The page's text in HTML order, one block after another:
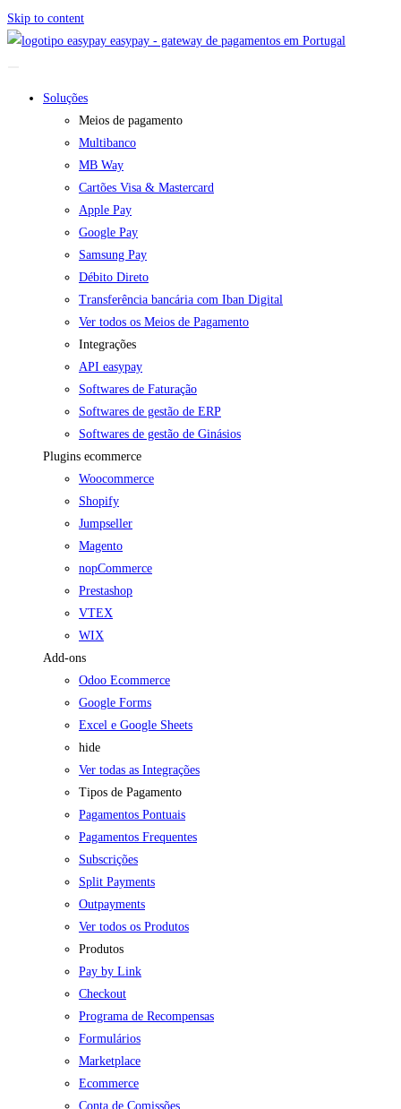
Skip to content
easypay - gateway de pagamentos em Portugal
Soluções
Meios de pagamento
Multibanco
MB Way
Cartões Visa & Mastercard
Apple Pay
Google Pay
Samsung Pay
Débito Direto
Transferência bancária com Iban Digital
Ver todos os Meios de Pagamento
Integrações
API easypay
Softwares de Faturação
Softwares de gestão de ERP
Softwares de gestão de Ginásios
Plugins ecommerce
Woocommerce
Shopify
Jumpseller
Magento
nopCommerce
Prestashop
VTEX
WIX
Add-ons
Odoo Ecommerce
Google Forms
Excel e Google Sheets
hide
Ver todas as Integrações
Tipos de Pagamento
Pagamentos Pontuais
Pagamentos Frequentes
Subscrições
Split Payments
Outpayments
Ver todos os Produtos
Produtos
Pay by Link
Checkout
Programa de Recompensas
Formulários
Marketplace
Ecommerce
Conta de Comissões